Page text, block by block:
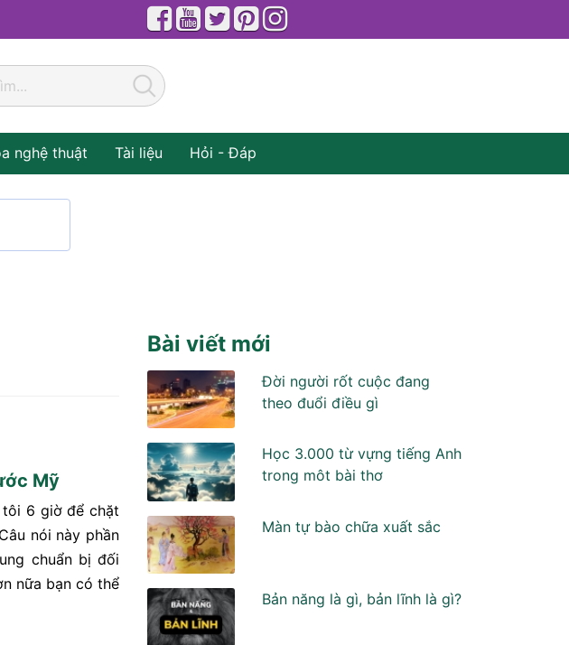
nghệ thuật Tài liệu Hỏi - Đáp
Mỹ
tôi 6 giờ để chặt
nói này phần
chuẩn bị đối
nữa bạn có thể
Bài viết mới
Đời người rốt cuộc đang
theo đuổi điều gì
Học 3.000 từ vựng tiếng Anh
trong môt bài thơ
Màn tự bào chữa xuất sắc
Bản năng là gì, bản lĩnh là gì?